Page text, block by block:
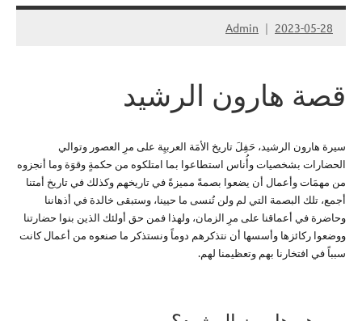
2023-05-28
Admin
قصة هارون الرشيد
سيرة هارون الرشيد، حَفِلَ تاريخ الأمَة العربيِة على مرِ العصور وتوالي
الحضارات بشخصيات وأُناس استطاعوا بما امتلكوه من حكمةٍ وقوَة وما أنجزوه
من مهمَات وأعمال أن يضعوا بصمةً مميزةً في تاريخهم وكذلك في تاريخ أمتنا
أجمع، تلك البصمة التي لم ولن تُنسى ما حيينا، وستبقى خالدة في أذهاننا
وحاضرة في أعماقنا على مرِ الزمان، ولهذا فمن حق أولئك الذين بنوا حضارتنا
ووضعوا ركائزها وأسسها أن نتذكرهم دوماً ونستذكر ما صنعوه من أعمال كانت
سبباً في افتخارنا بهم وتعظيمنا لهم.